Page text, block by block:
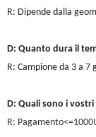
R: Dipende dalla
D: Quanto dura il
R: Campione da 3 a
D: Quali sono i
R: